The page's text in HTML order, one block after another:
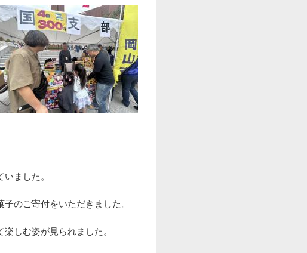
ました。
のご寄付をいただきました。
しむ姿が見られました。